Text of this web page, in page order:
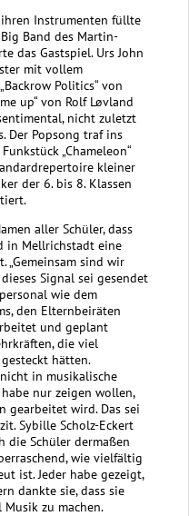
Instrumenten füllte
Band des Martin-
das Gastspiel. Urs John
mit vollem
Politics“ von
up“ von Rolf Løvland
nicht zuletzt
Der Popsong traf ins
„Chameleon“
kleiner
der 6. bis 8. Klassen
aller Schüler, dass
in Mellrichstadt eine
„Gemeinsam sind wir
Signal sei gesendet
wie dem
den Elternbeiräten
und geplant
die viel
hätten.
in musikalische
nur zeigen wollen,
gearbeitet wird. Das sei
Sybille Scholz-Eckert
die Schüler dermaßen
wie vielfältig
ist. Jeder habe gezeigt,
dankte sie, dass sie
zu machen.